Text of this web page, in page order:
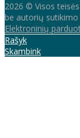
2026 © Visos
be autorių sutikimo
Elektroninių
Rašyk
Skambink